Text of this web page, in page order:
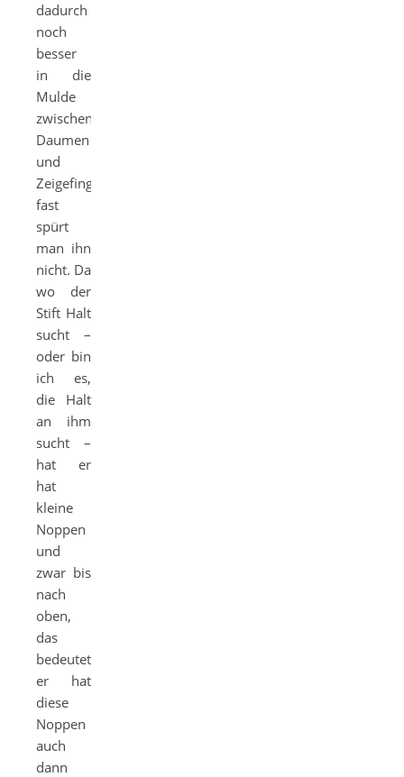
dadurch
noch
besser
in die
Mulde
zwischen
Daumen
und
Zeigefinger,
fast
spürt
man ihn
nicht. Da
wo der
Stift Halt
sucht –
oder bin
ich es,
die Halt
an ihm
sucht –
hat er
hat
kleine
Noppen
und
zwar bis
nach
oben,
das
bedeutet,
er hat
diese
Noppen
auch
dann